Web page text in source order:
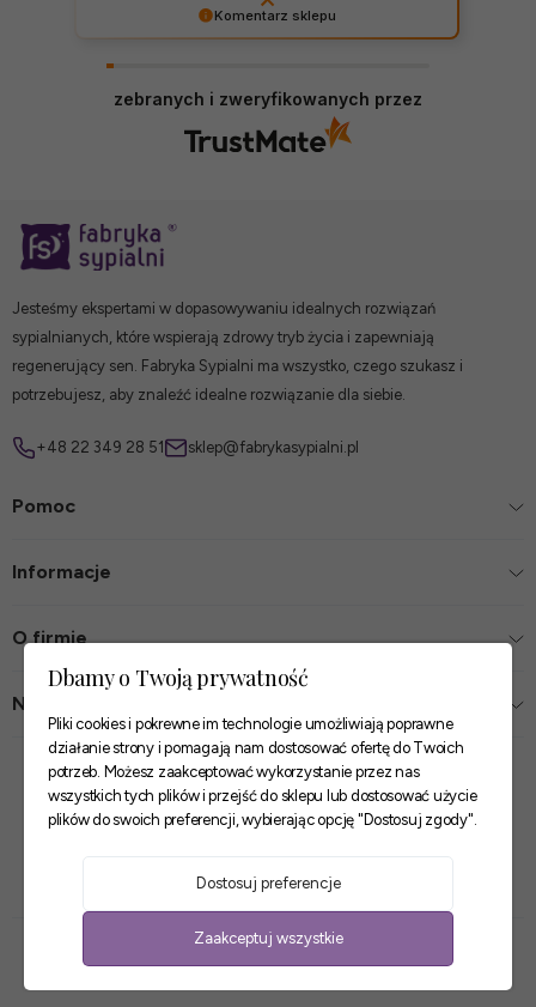
Komentarz sklepu
produkty dobrej jakości.
zebranych i zweryfikowanych przez
Jesteśmy ekspertami w dopasowywaniu idealnych rozwiązań
sypialnianych, które wspierają zdrowy tryb życia i zapewniają
regenerujący sen. Fabryka Sypialni ma wszystko, czego szukasz i
potrzebujesz, aby znaleźć idealne rozwiązanie dla siebie.
+48 22 349 28 51 sklep@fabrykasypialni.pl
Pomoc
Informacje
O firmie
Nasze sklepy
Zaufane płatności
Dbamy o Twoją prywatność
Pliki cookies i pokrewne im technologie umożliwiają poprawne
działanie strony i pomagają nam dostosować ofertę do Twoich
potrzeb. Możesz zaakceptować wykorzystanie przez nas
wszystkich tych plików i przejść do sklepu lub dostosować użycie
plików do swoich preferencji, wybierając opcję "Dostosuj zgody".
Dostosuj preferencje
Zaakceptuj wszystkie